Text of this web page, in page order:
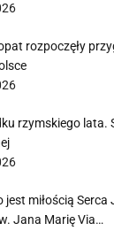
rozpoczęły
rzymskiego lata.
jest miłością Serca
Jana Marię Via…